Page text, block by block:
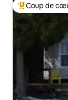
Coups de
Coup de